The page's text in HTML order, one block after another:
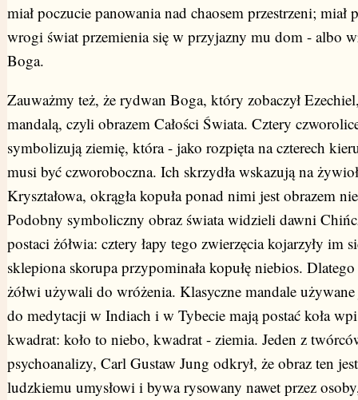
miał poczucie panowania nad chaosem przestrzeni; miał
wrogi świat przemienia się w przyjazny mu dom - albo
Boga.
Zauważmy też, że rydwan Boga, który zobaczył
mandalą, czyli obrazem Całości Świata. Cztery
symbolizują ziemię, która - jako rozpięta na czterech
musi być czworoboczna. Ich skrzydła wskazują na
Kryształowa, okrągła kopuła ponad nimi jest obrazem
Podobny symboliczny obraz świata widzieli dawni
postaci żółwia: cztery łapy tego zwierzęcia kojarzyły im
sklepiona skorupa przypominała kopułę niebios.
żółwi używali do wróżenia. Klasyczne mandale
do medytacji w Indiach i w Tybecie mają postać koła
kwadrat: koło to niebo, kwadrat - ziemia. Jeden z
psychoanalizy, Carl Gustaw Jung odkrył, że obraz ten
ludzkiemu umysłowi i bywa rysowany nawet przez